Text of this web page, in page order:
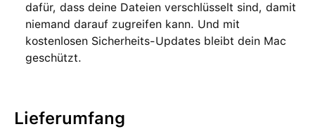
dafür, dass deine Dateien verschlüsselt sind, damit
niemand darauf zugreifen kann. Und mit
kostenlosen Sicherheits-Updates bleibt dein Mac
geschützt.
Lieferumfang